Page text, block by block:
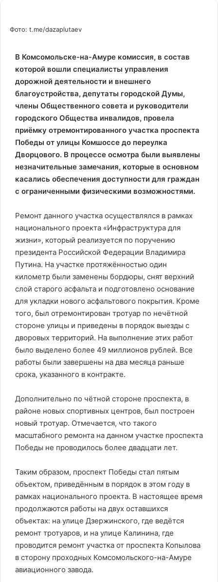
Фото: t.me/dazaplutaev
В Комсомольске-на-Амуре комиссия, в состав
которой вошли специалисты управления
дорожной деятельности и внешнего
благоустройства, депутаты городской Думы,
члены Общественного совета и руководители
городского Общества инвалидов, провела
приёмку отремонтированного участка проспекта
Победы от улицы Комшоссе до переулка
Дворцового. В процессе осмотра были выявлены
незначительные замечания, которые в основном
касались обеспечения доступности для граждан
с ограниченными физическими возможностями.
Ремонт данного участка осуществлялся в рамках
национального проекта «Инфраструктура для
жизни», который реализуется по поручению
президента Российской Федерации Владимира
Путина. На участке протяжённостью один
километр были заменены бордюры, снят верхний
слой старого асфальта и подготовлено основание
для укладки нового асфальтового покрытия. Кроме
того, был отремонтирован тротуар по нечётной
стороне улицы и приведены в порядок выезды с
дворовых территорий. На выполнение этих работ
было выделено более 49 миллионов рублей. Все
работы были завершены на два месяца раньше
срока, указанного в контракте.
Дополнительно по чётной стороне проспекта, в
районе новых спортивных центров, был построен
новый тротуар. Отмечается, что такого
масштабного ремонта на данном участке проспекта
Победы не проводилось более двадцати лет.
Таким образом, проспект Победы стал пятым
объектом, приведённым в порядок в этом году в
рамках национального проекта. В настоящее время
продолжаются работы на двух оставшихся
объектах: на улице Дзержинского, где ведётся
ремонт тротуаров, и на улице Калинина, где
проводится ремонт участка от проспекта Копылова
в сторону проходных Комсомольского-на-Амуре
авиационного завода.